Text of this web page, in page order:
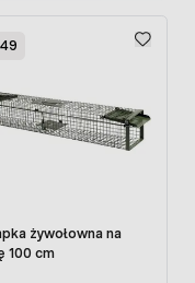
żywołowna na
100 cm